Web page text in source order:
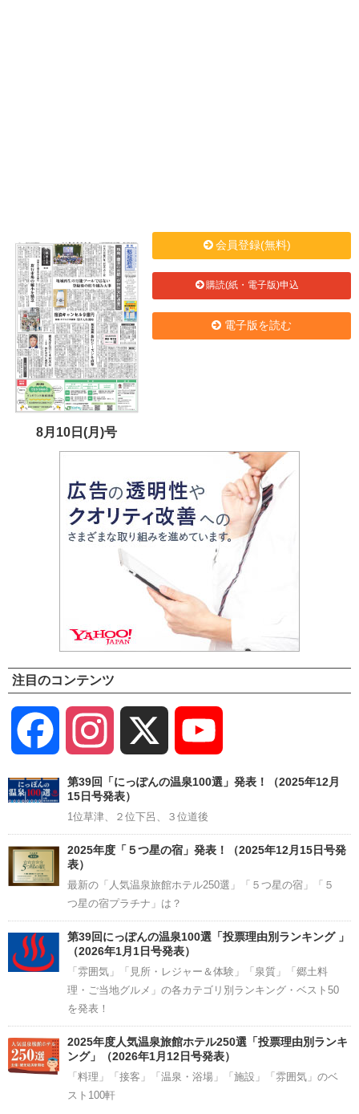
8月10日(月)号
会員登録(無料)
購読(紙・電子版)申込
電子版を読む
注目のコンテンツ
Facebook Instagram
Channel
第39回「にっぽんの温泉100選」発表！（2025年12月
15日号発表）
1位草津、２位下呂、３位道後
2025年度「５つ星の宿」発表！（2025年12月15日号発
表）
最新の「人気温泉旅館ホテル250選」「５つ星の宿」「５
つ星の宿プラチナ」は？
第39回にっぽんの温泉100選「投票理由別ランキング 」
（2026年1月1日号発表）
「雰囲気」「見所・レジャー＆体験」「泉質」「郷土料
理・ご当地グルメ」の各カテゴリ別ランキング・ベスト50
を発表！
2025年度人気温泉旅館ホテル250選「投票理由別ランキ
ング」（2026年1月12日号発表）
「料理」「接客」「温泉・浴場」「施設」「雰囲気」のベ
スト100軒